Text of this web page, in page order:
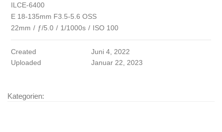
ILCE-6400
E 18-135mm F3.5-5.6 OSS
22mm / ƒ/5.0 / 1/1000s / ISO 100
Created
Juni 4, 2022
Uploaded
Januar 22, 2023
Kategorien: